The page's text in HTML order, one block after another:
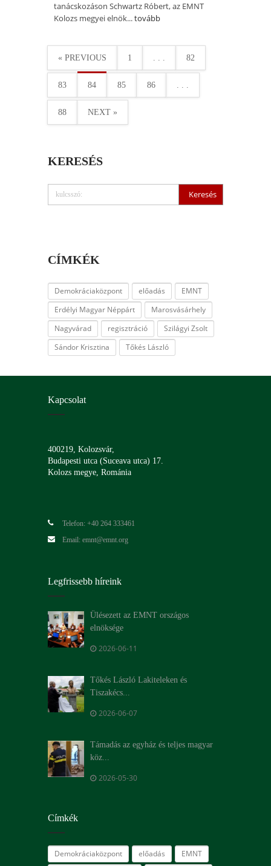
tanácskozáson Schwartz Róbert, az EMNT
Kolozs megyei elnök...tovább
« PREVIOUS 1 . . . 82
83 84 85 86 . . .
88 NEXT »
KERESÉS
CÍMKÉK
Demokráciaközpont előadás
EMNT
Erdélyi Magyar Néppárt
Marosvásárhely
Nagyvárad
regisztráció
Szilágyi Zsolt
Sándor Krisztina
Tőkés László
Kapcsolat
400219, Kolozsvár,
Budapesti utca (Suceava utca) 17.
Kolozs megye, Románia
Telefon: +40 264 333461
Email: emnt@emnt.org
Legfrissebb híreink
Ülésezett az EMNT országos
elnöksége
2026-06-11
Tőkés László Lakiteleken és
Tiszakécs...
2026-06-07
Támadás az egyház és teljes magyar
köz...
2026-05-30
Címkék
Demokráciaközpont előadás EMNT